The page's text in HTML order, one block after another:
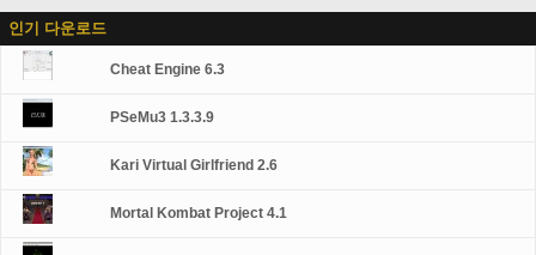
인기 다운로드
Cheat Engine 6.3
PSeMu3 1.3.3.9
Kari Virtual Girlfriend 2.6
Mortal Kombat Project 4.1